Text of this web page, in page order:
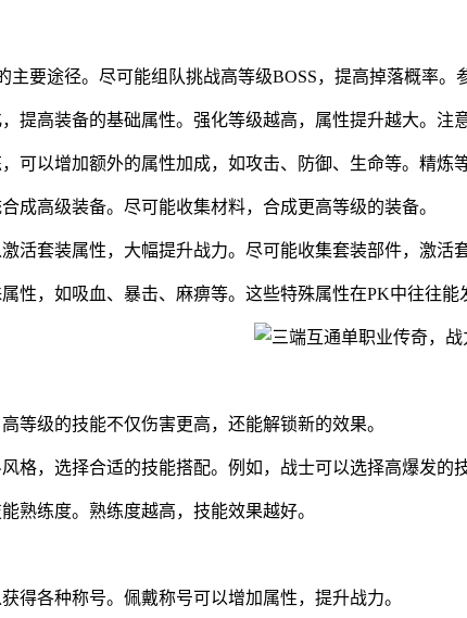
主要途径。尽可能组队挑战高等级BOSS，提高掉落概率。
提高装备的基础属性。强化等级越高，属性提升越大。注
可以增加额外的属性加成，如攻击、防御、生命等。精炼
成高级装备。尽可能收集材料，合成更高等级的装备。
活套装属性，大幅提升战力。尽可能收集套装部件，激活
性，如吸血、暴击、麻痹等。这些特殊属性在PK中往往能
等级的技能不仅伤害更高，还能解锁新的效果。
格，选择合适的技能搭配。例如，战士可以选择高爆发的
熟练度。熟练度越高，技能效果越好。
得各种称号。佩戴称号可以增加属性，提升战力。